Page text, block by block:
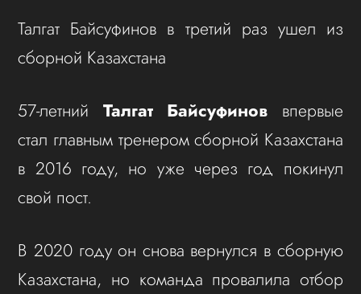
Талгат Байсуфинов в третий раз ушел из
сборной Казахстана
57-летний Талгат Байсуфинов впервые
стал главным тренером сборной Казахстана
в 2016 году, но уже через год покинул
свой пост.
В 2020 году он снова вернулся в сборную
Казахстана, но команда провалила отбор